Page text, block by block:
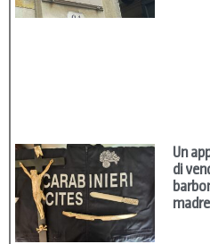
Un
di